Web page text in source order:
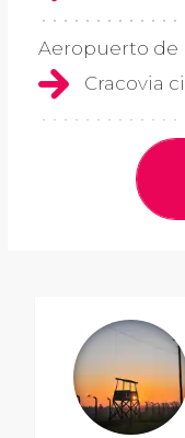
Aeropuerto de
Cracovia